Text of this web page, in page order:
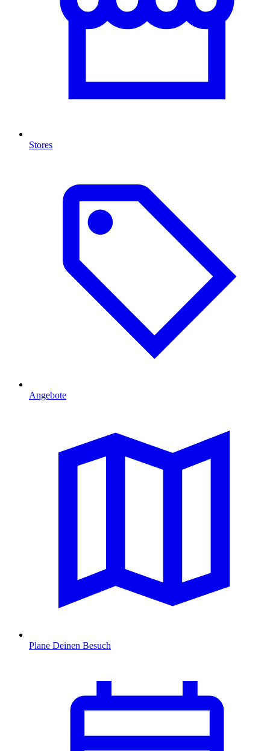
Stores
Angebote
Plane Deinen Besuch